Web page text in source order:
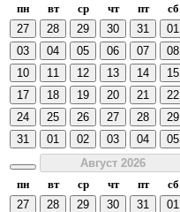
пн
вт ср чт пт сб
27
28 29 30 31 01
03
04 05 06 07 08
10
11 12 13 14 15
17
18 19 20 21 22
24
25 26 27 28 29
31
01 02 03 04 05
Август 2026
пн
вт ср чт пт сб
27
28 29 30 31 01